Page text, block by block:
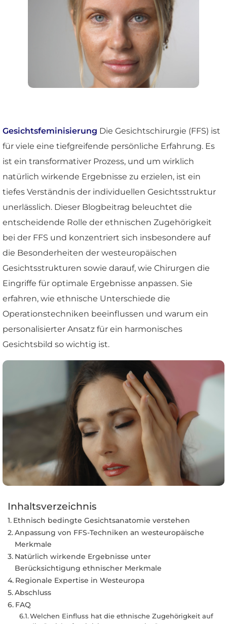
Gesichtsfeminisierung Die Gesichtschirurgie (FFS) ist
für viele eine tiefgreifende persönliche Erfahrung. Es
ist ein transformativer Prozess, und um wirklich
natürlich wirkende Ergebnisse zu erzielen, ist ein
tiefes Verständnis der individuellen Gesichtsstruktur
unerlässlich. Dieser Blogbeitrag beleuchtet die
entscheidende Rolle der ethnischen Zugehörigkeit
bei der FFS und konzentriert sich insbesondere auf
die Besonderheiten der westeuropäischen
Gesichtsstrukturen sowie darauf, wie Chirurgen die
Eingriffe für optimale Ergebnisse anpassen. Sie
erfahren, wie ethnische Unterschiede die
Operationstechniken beeinflussen und warum ein
personalisierter Ansatz für ein harmonisches
Gesichtsbild so wichtig ist.
Inhaltsverzeichnis
Ethnisch bedingte Gesichtsanatomie verstehen
Anpassung von FFS-Techniken an westeuropäische
Merkmale
Natürlich wirkende Ergebnisse unter
Berücksichtigung ethnischer Merkmale
Regionale Expertise in Westeuropa
Abschluss
FAQ
Welchen Einfluss hat die ethnische Zugehörigkeit auf